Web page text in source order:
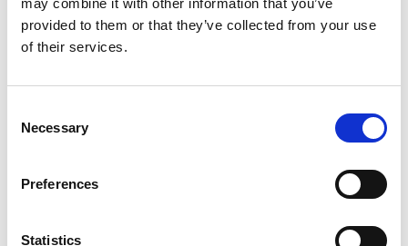
may combine it with other information that you’ve
provided to them or that they’ve collected from your use
of their services.
Necessary
Preferences
Statistics
När du ska välja 24V belysning till lastbil bör du först
kontrollera vilken funktion du behöver ersätta. Är det ett
mått, infästning, anslutning och om lyktan är avsedd för
höger eller vänster sida.
Det är också viktigt att kontrollera om fordonet kräver en
beroende på fordonstyp, årsmodell, användning och